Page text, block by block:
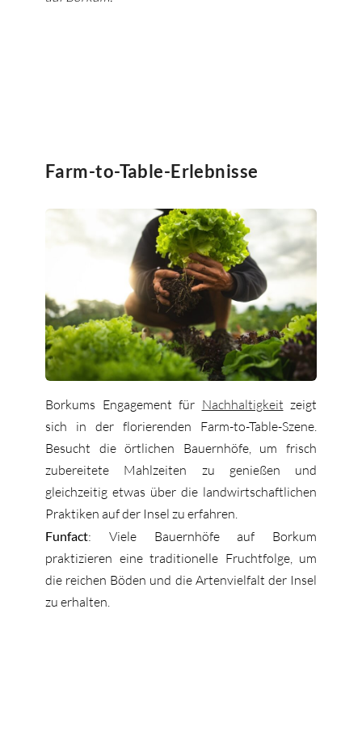
Farm-to-Table-Erlebnisse
Borkums Engagement für Nachhaltigkeit zeigt
sich in der florierenden Farm-to-Table-Szene.
Besucht die örtlichen Bauernhöfe, um frisch
zubereitete Mahlzeiten zu genießen und
gleichzeitig etwas über die landwirtschaftlichen
Praktiken auf der Insel zu erfahren.
Funfact: Viele Bauernhöfe auf Borkum
praktizieren eine traditionelle Fruchtfolge, um
die reichen Böden und die Artenvielfalt der Insel
zu erhalten.